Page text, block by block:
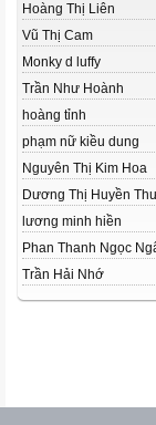
Hoàng Thị Liên
Vũ Thị Cam
Monky d luffy
Trần Như Hoành
hoàng tỉnh
phạm nữ kiều dung
Nguyên Thị Kim Hoa
Dương Thị Huyền
lương minh hiền
Phan Thanh Ngọc
Trần Hải Nhớ